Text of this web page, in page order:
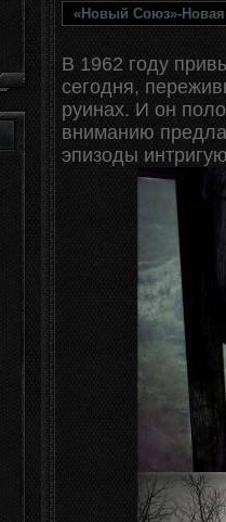
«Новый Союз»-
В 1962 году
сегодня,
руинах. И он
вниманию
эпизоды